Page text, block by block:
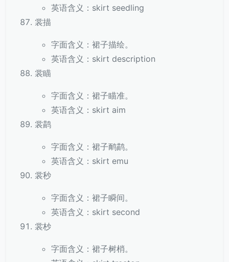
英语含义：skirt seedling
裳描
字面含义：裙子描绘。
英语含义：skirt description
裳瞄
字面含义：裙子瞄准。
英语含义：skirt aim
裳鹋
字面含义：裙子鸸鹋。
英语含义：skirt emu
裳秒
字面含义：裙子瞬间。
英语含义：skirt second
裳杪
字面含义：裙子树梢。